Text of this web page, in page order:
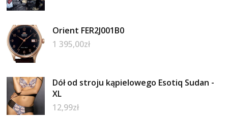
Orient FER2J001B0
1 395,00zł
Dół od stroju kąpielowego Esotiq Sudan -
XL
12,99zł